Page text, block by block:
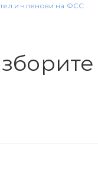
и членови на ФСС